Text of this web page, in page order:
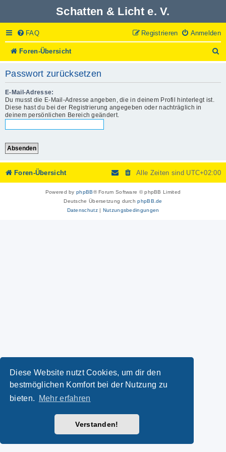
Diese Website nutzt Cookies, um dir den
bestmöglichen Komfort bei der Nutzung zu
bieten.
Mehr erfahren
Verstanden!
Schatten & Licht e. V.
FAQ Anmelden
Registrieren
Foren-Übersicht
u
Passwort zurücksetzen
E-Mail-Adresse:
Du musst die E-Mail-Adresse angeben, die in deinem Profil hinterlegt ist.
Diese hast du bei der Registrierung angegeben oder nachträglich in
deinem persönlichen Bereich geändert.
Foren-Übersicht Alle Zeiten sind UTC+02:00
Powered byphpBB® Forum Software © phpBB Limited
Deutsche Übersetzung durchphpBB.de
Datenschutz| Nutzungsbedingungen